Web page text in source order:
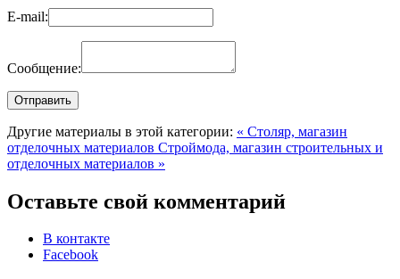
E-mail:
Сообщение:
Другие материалы в этой категории: « Столяр, магазин
отделочных материалов Строймода, магазин строительных и
отделочных материалов »
Оставьте свой комментарий
В контакте
Facebook